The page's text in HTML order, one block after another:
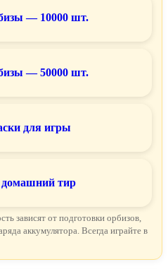
— 10000 шт.
— 50000 шт.
для игры
тир
зависят от подготовки орбизов,
аккумулятора. Всегда играйте в